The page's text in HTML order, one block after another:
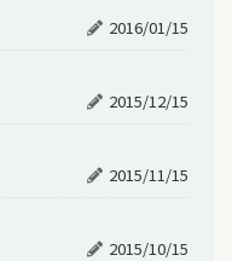
2016/01/15
2015/12/15
2015/11/15
2015/10/15